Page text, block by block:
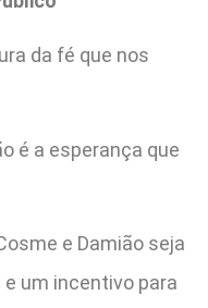
da fé que nos
é a esperança que
e Damião seja
um incentivo para